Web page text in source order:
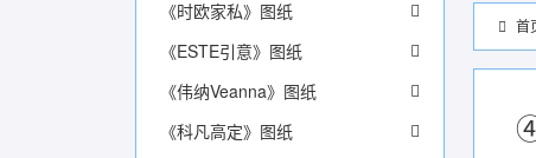
《时欧家私》图纸
《ESTE引意》图纸
《伟纳Veanna》图纸
《科凡高定》图纸
首